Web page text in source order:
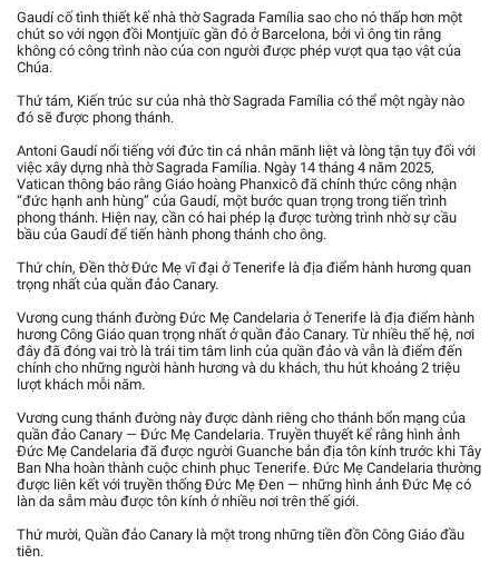
Gaudí cố tình thiết kế nhà thờ Sagrada Família sao cho nó thấp hơn một
chút so với ngọn đồi Montjuïc gần đó ở Barcelona, bởi vì ông tin rằng
không có công trình nào của con người được phép vượt qua tạo vật của
Chúa.
Thứ tám, Kiến trúc sư của nhà thờ Sagrada Família có thể một ngày nào
đó sẽ được phong thánh.
Antoni Gaudí nổi tiếng với đức tin cá nhân mãnh liệt và lòng tận tụy đối với
việc xây dựng nhà thờ Sagrada Família. Ngày 14 tháng 4 năm 2025,
Vatican thông báo rằng Giáo hoàng Phanxicô đã chính thức công nhận
“đức hạnh anh hùng” của Gaudí, một bước quan trọng trong tiến trình
phong thánh. Hiện nay, cần có hai phép lạ được tường trình nhờ sự cầu
bầu của Gaudí để tiến hành phong thánh cho ông.
Thứ chín, Đền thờ Đức Mẹ vĩ đại ở Tenerife là địa điểm hành hương quan
trọng nhất của quần đảo Canary.
Vương cung thánh đường Đức Mẹ Candelaria ở Tenerife là địa điểm hành
hương Công Giáo quan trọng nhất ở quần đảo Canary. Từ nhiều thế hệ, nơi
đây đã đóng vai trò là trái tim tâm linh của quần đảo và vẫn là điểm đến
chính cho những người hành hương và du khách, thu hút khoảng 2 triệu
lượt khách mỗi năm.
Vương cung thánh đường này được dành riêng cho thánh bổn mạng của
quần đảo Canary — Đức Mẹ Candelaria. Truyền thuyết kể rằng hình ảnh
Đức Mẹ Candelaria đã được người Guanche bản địa tôn kính trước khi Tây
Ban Nha hoàn thành cuộc chinh phục Tenerife. Đức Mẹ Candelaria thường
được liên kết với truyền thống Đức Mẹ Đen — những hình ảnh Đức Mẹ có
làn da sẫm màu được tôn kính ở nhiều nơi trên thế giới.
Thứ mười, Quần đảo Canary là một trong những tiền đồn Công Giáo đầu
tiên.